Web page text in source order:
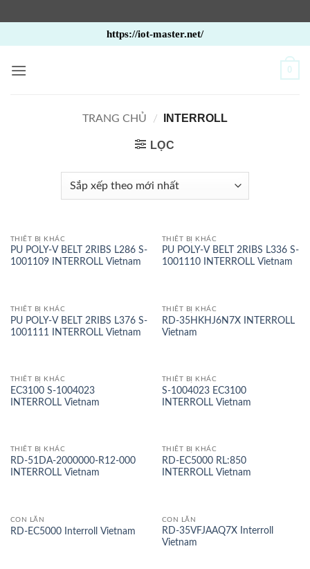
qua
nội
https://iot-master.net/
0
TRANG CHỦ / INTERROLL
LỌC
THIẾT BỊ KHÁC
PU POLY-V BELT 2RIBS L286 S-
1001109 INTERROLL Vietnam
THIẾT BỊ KHÁC
PU POLY-V BELT 2RIBS L336 S-
1001110 INTERROLL Vietnam
THIẾT BỊ KHÁC
PU POLY-V BELT 2RIBS L376 S-
1001111 INTERROLL Vietnam
THIẾT BỊ KHÁC
RD-35HKHJ6N7X INTERROLL
Vietnam
THIẾT BỊ KHÁC
EC3100 S-1004023
INTERROLL Vietnam
THIẾT BỊ KHÁC
S-1004023 EC3100
INTERROLL Vietnam
THIẾT BỊ KHÁC
RD-51DA-2000000-R12-000
INTERROLL Vietnam
THIẾT BỊ KHÁC
RD-EC5000 RL:850
INTERROLL Vietnam
CON LĂN
RD-EC5000 Interroll Vietnam
CON LĂN
RD-35VFJAAQ7X Interroll
Vietnam